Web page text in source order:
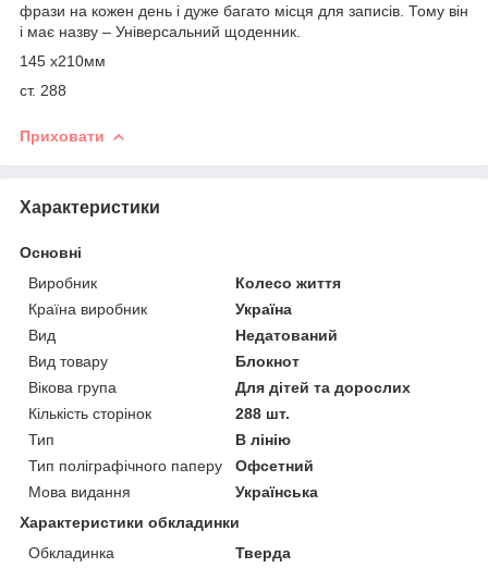
фрази на кожен день і дуже багато місця для записів. Тому він
і має назву – Універсальний щоденник.
145 х210мм
ст. 288
Приховати
Характеристики
Основні
Виробник
Колесо життя
Країна виробник
Україна
Вид
Недатований
Вид товару
Блокнот
Вікова група
Для дітей та дорослих
Кількість сторінок
288 шт.
Тип
В лінію
Тип поліграфічного паперу
Офсетний
Мова видання
Українська
Характеристики обкладинки
Обкладинка
Тверда